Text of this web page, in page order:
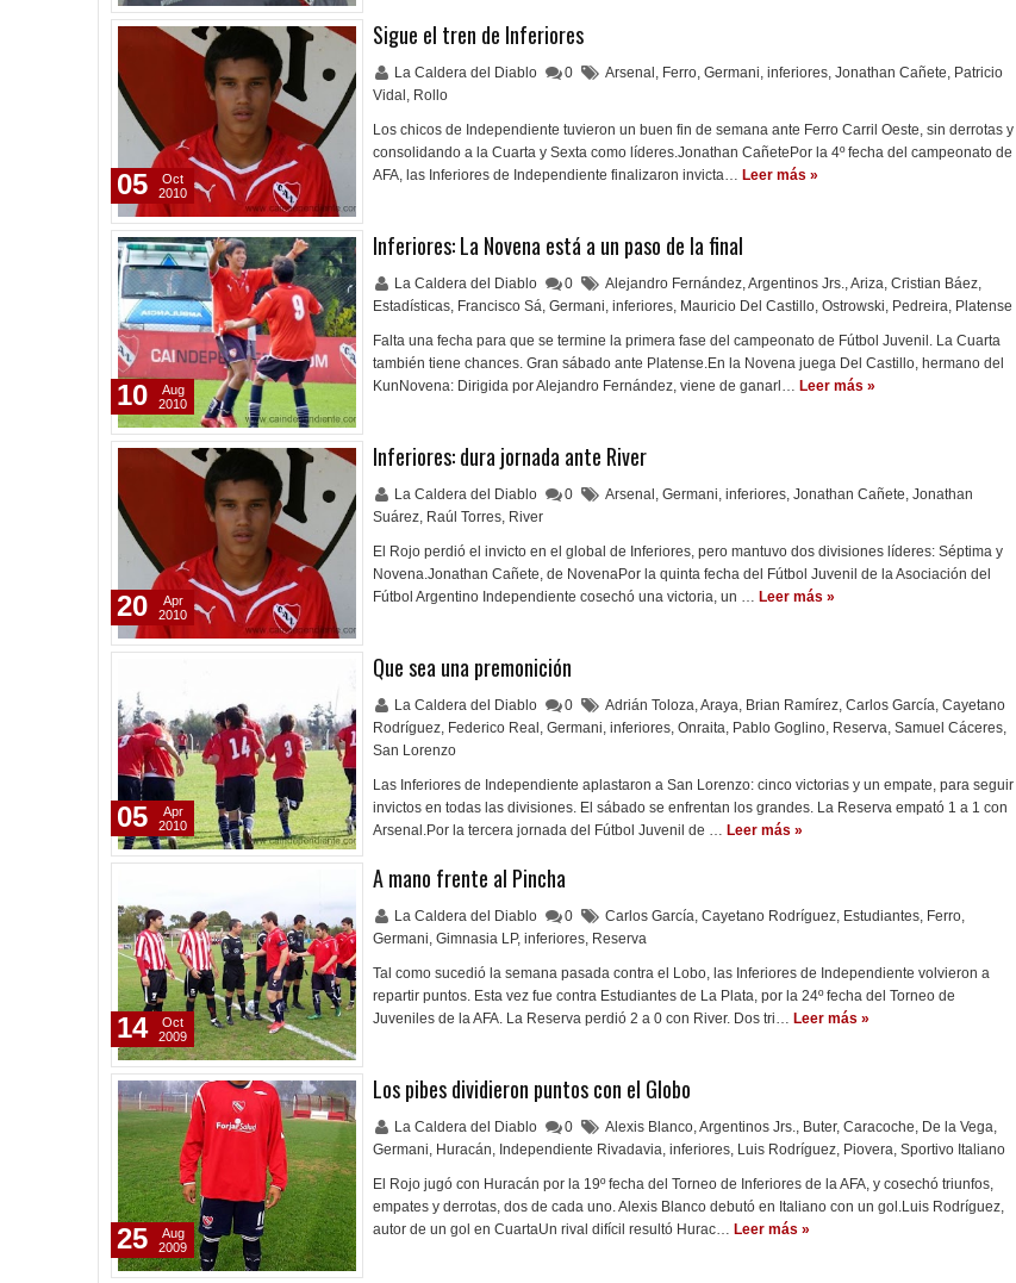
Sigue el tren de Inferiores
La Caldera del Diablo 0 Arsenal , Ferro, Germani, inferiores, Jonathan Cañete, Patricio
Vidal , Rollo
Los chicos de Independiente tuvieron un buen fin de semana ante Ferro Carril Oeste, sin derrotas y
consolidando a la Cuarta y Sexta como líderes.Jonathan CañetePor la 4º fecha del campeonato de
AFA, las Inferiores de Independiente finalizaron invicta… Leer más »
05
Oct
2010
Inferiores: La Novena está a un paso de la final
La Caldera del Diablo 0 Alejandro Fernández,Argentinos Jrs.,Ariza, Cristian Báez,
Estadísticas, Francisco Sá, Germani, inferiores, Mauricio Del Castillo, Ostrowski, Pedreira, Platense
Falta una fecha para que se termine la primera fase del campeonato de Fútbol Juvenil. La Cuarta
también tiene chances. Gran sábado ante Platense.En la Novena juega Del Castillo, hermano del
KunNovena: Dirigida por Alejandro Fernández, viene de ganarl… Leer más »
10
Aug
2010
Inferiores: dura jornada ante River
La Caldera del Diablo 0 Arsenal , Germani, inferiores, Jonathan Cañete, Jonathan
Suárez, Raúl Torres, River
El Rojo perdió el invicto en el global de Inferiores, pero mantuvo dos divisiones líderes: Séptima y
Novena.Jonathan Cañete, de NovenaPor la quinta fecha del Fútbol Juvenil de la Asociación del
Fútbol Argentino Independiente cosechó una victoria, un … Leer más »
20
Apr
2010
Que sea una premonición
La Caldera del Diablo 0 Adrián Toloza,Araya, Brian Ramírez, Carlos García, Cayetano
Rodríguez, Federico Real , Germani, inferiores, Onraita, Pablo Goglino, Reserva, Samuel Cáceres,
San Lorenzo
Las Inferiores de Independiente aplastaron a San Lorenzo: cinco victorias y un empate, para seguir
invictos en todas las divisiones. El sábado se enfrentan los grandes. La Reserva empató 1 a 1 con
Arsenal.Por la tercera jornada del Fútbol Juvenil de … Leer más »
05
Apr
2010
A mano frente al Pincha
La Caldera del Diablo 0 Carlos García, Cayetano Rodríguez, Estudiantes, Ferro,
Germani, Gimnasia LP, inferiores, Reserva
Tal como sucedió la semana pasada contra el Lobo, las Inferiores de Independiente volvieron a
repartir puntos. Esta vez fue contra Estudiantes de La Plata, por la 24º fecha del Torneo de
Juveniles de la AFA. La Reserva perdió 2 a 0 con River. Dos tri… Leer más »
14
Oct
2009
Los pibes dividieron puntos con el Globo
La Caldera del Diablo 0 Alexis Blanco,Argentinos Jrs., Buter, Caracoche, De la Vega,
Germani, Huracán, Independiente Rivadavia, inferiores, Luis Rodríguez, Piovera, Sportivo Italiano
El Rojo jugó con Huracán por la 19º fecha del Torneo de Inferiores de la AFA, y cosechó triunfos,
empates y derrotas, dos de cada uno. Alexis Blanco debutó en Italiano con un gol.Luis Rodríguez,
autor de un gol en CuartaUn rival difícil resultó Hurac… Leer más »
25
Aug
2009